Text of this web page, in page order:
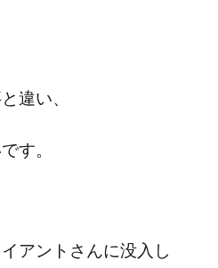
違い、
す。
アントさんに没入し